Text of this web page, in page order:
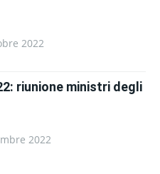
2022
riunione ministri degli
2022